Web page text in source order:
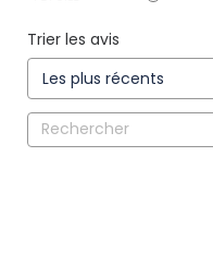
Trier les avis